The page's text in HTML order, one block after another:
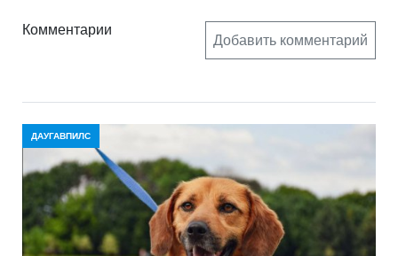
Комментарии
Добавить комментарий
ДАУГАВПИЛС